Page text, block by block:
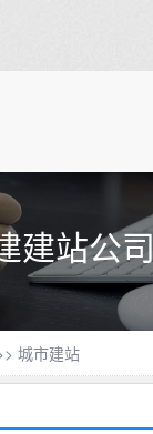
建站公司
城市建站